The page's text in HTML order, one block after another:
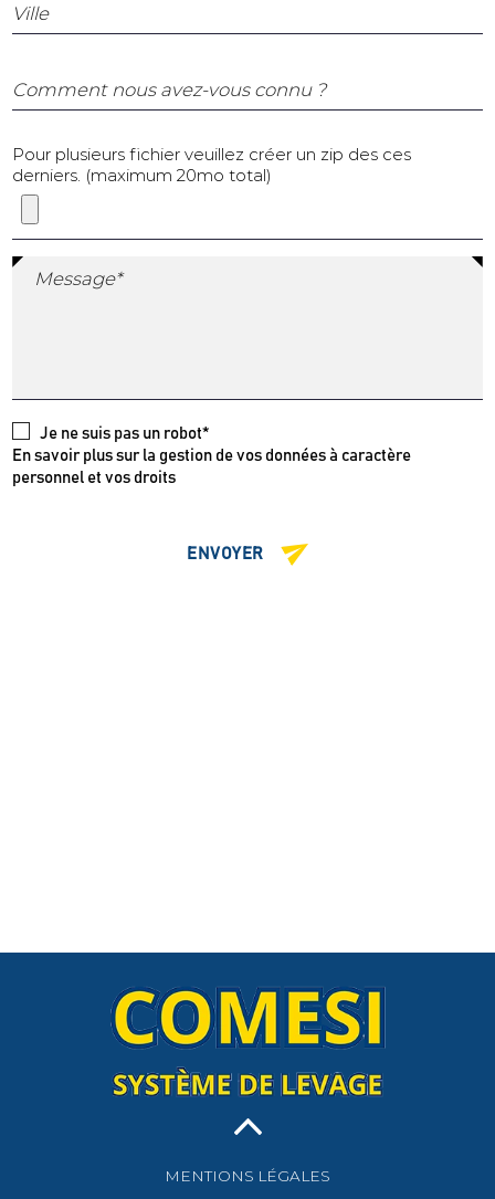
Ville
Comment nous avez-vous connu ?
Pour plusieurs fichier veuillez créer un zip des ces
derniers. (maximum 20mo total)
Message*
Je ne suis pas un robot*
En savoir plus sur la gestion de vos données à caractère
personnel et vos droits
ENVOYER
MENTIONS LÉGALES